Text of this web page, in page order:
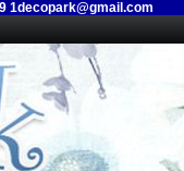
1decopark@gmail.com